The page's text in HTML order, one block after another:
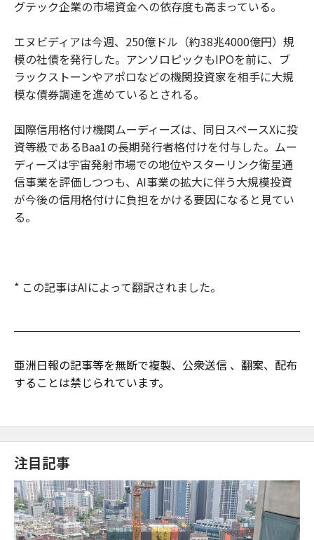
グテック企業の市場資金への依存度も高まっている。
エヌビディアは今週、250億ドル（約38兆4000億円）規
模の社債を発行した。アンソロピックもIPOを前に、ブ
ラックストーンやアポロなどの機関投資家を相手に大規
模な債券調達を進めているとされる。
国際信用格付け機関ムーディーズは、同日スペースXに投
資等級であるBaa1の長期発行者格付けを付与した。ムー
ディーズは宇宙発射市場での地位やスターリンク衛星通
信事業を評価しつつも、AI事業の拡大に伴う大規模投資
が今後の信用格付けに負担をかける要因になると見てい
る。
* この記事はAIによって翻訳されました。
亜洲日報の記事等を無断で複製、公衆送信 、翻案、配布
することは禁じられています。
注目記事